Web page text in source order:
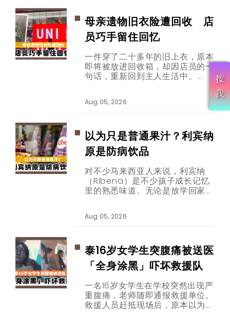
母亲遗物旧衣险遭回收 店
员巧手留住回忆
一件穿了二十多年的旧上衣，原本
即将被放进回收箱，却因店员的一
句话，重新回到主人生活中。
Aug 05, 2026
以为只是普通果汁？利宾纳
原是防病饮品
​​​​​​​对不少马来西亚人来说，利宾纳
（Ribena）是不少孩子成长记忆
里的熟悉味道。无论是放学回家、
甜的滋味，总能勾起许多人的童年
Aug 05, 2026
泰16岁女学生突腹痛被送医
「全身涂黑」吓坏救援队
一名16岁女学生在学校突然出现严
重腹痛，老师随即通报救援单位。
救援人员赶抵现场后，原本以为只